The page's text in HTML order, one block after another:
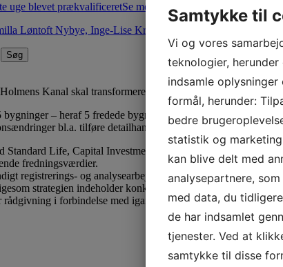
uge blevet prækvalificeretSe med.
Løntoft Nybye, Inge-Lise Kr
Kanal skal transformeres, så kvarteret i fremtiden vil
– heraf 5 fredede bygninger – til
bl.a. tilføre detailhandel.
Standard Life, Capital Investment og Årstiderne Arkitekter
fredningsværdier.
registrerings- og analysearbejde, som sammenfattes i en
strategien indeholder konkrete anbefalinger til nye
i forbindelse med igangværende faser, herunder
Samtykke til
Vi og vores
teknologier,
indsamle
formål, herunder:
bedre
statistik og
kan blive delt med
analysepartnere,
med data, du
de har indsamlet
tjenester. Ved at
samtykke til disse